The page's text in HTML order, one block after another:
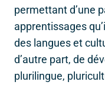
permettant d’une
apprentissages
des langues et
d’autre part, de
plurilingue,